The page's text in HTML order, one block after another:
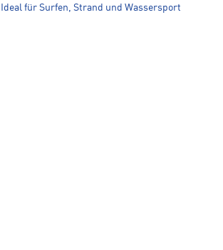
Ideal für Surfen, Strand und Wassersport